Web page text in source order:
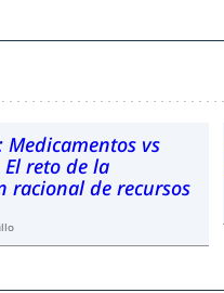
Medicamentos vs
reto de la
racional de recursos